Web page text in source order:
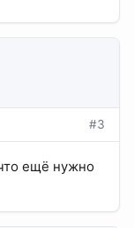
#3
ещё нужно